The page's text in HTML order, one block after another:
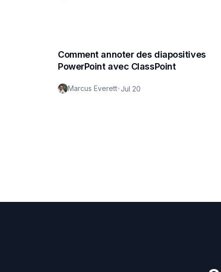
Comment annoter des diapositives
PowerPoint avec ClassPoint
Marcus Everett•Jul 20